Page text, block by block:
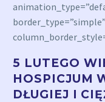
5 LUTEGO
HOSPICJUM
DŁUGIEJ I